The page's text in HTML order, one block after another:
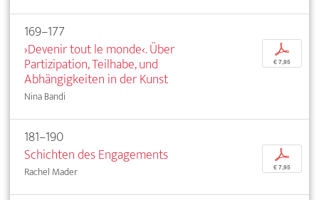
169–177
›Devenir tout le monde‹. Über
Partizipation, Teilhabe, und
Abhängigkeiten in der Kunst
Nina Bandi
p
€ 7,95
181–190
Schichten des Engagements
Rachel Mader
p
€ 7,95